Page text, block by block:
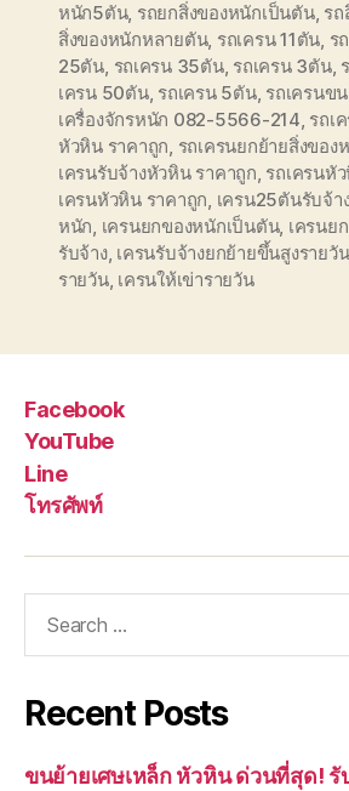
หนัก5ตัน, รถยกสิ่งของหนักเป็นตัน, ร
สิ่งของหนักหลายตัน, รถเครน 11ตัน, ร
25ตัน, รถเครน 35ตัน, รถเครน 3ตัน,
เครน 50ตัน, รถเครน 5ตัน, รถเครนข
เครื่องจักรหนัก 082-5566-214, รถเ
หัวหิน ราคาถูก, รถเครนยกย้ายสิ่งขอ
เครนรับจ้างหัวหิน ราคาถูก, รถเครนหั
เครนหัวหิน ราคาถูก, เครน25ตันรับจ้า
หนัก, เครนยกของหนักเป็นตัน, เครนย
รับจ้าง, เครนรับจ้างยกย้ายขึ้นสูงรายวัน
รายวัน, เครนให้เข่ารายวัน
Facebook
YouTube
Line
โทรศัพท์
Recent Posts
ขนย้ายเศษเหล็ก หัวหิน ด่วนที่สุด! รั